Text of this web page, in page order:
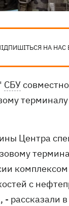
НА НАС
СБУ
Центра
с
рассказали